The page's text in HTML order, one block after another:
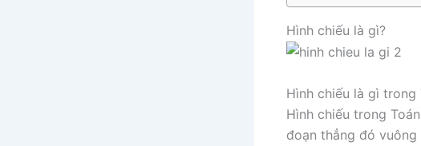
Hình chiếu là gì?
Hình chiếu là gì trong
Hình chiếu trong
đoạn thẳng đó